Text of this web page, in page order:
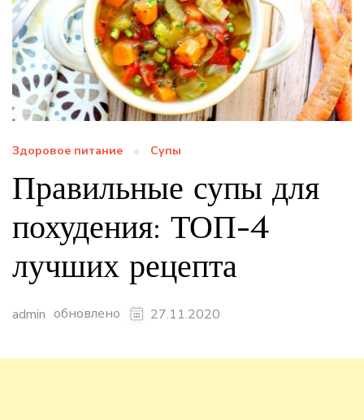
Здоровое питание Супы
Правильные супы для
похудения: ТОП-4
лучших рецепта
admin обновлено 27.11.2020